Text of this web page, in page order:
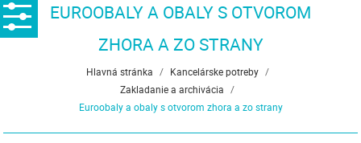
EUROOBALY A OBALY S OTVOROM
ZHORA A ZO STRANY
Hlavná stránka / Kancelárske potreby /
Zakladanie a archivácia /
Euroobaly a obaly s otvorom zhora a zo strany